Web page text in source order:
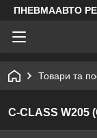
ПНЕВМААВТО
Товари та
C-CLASS W205